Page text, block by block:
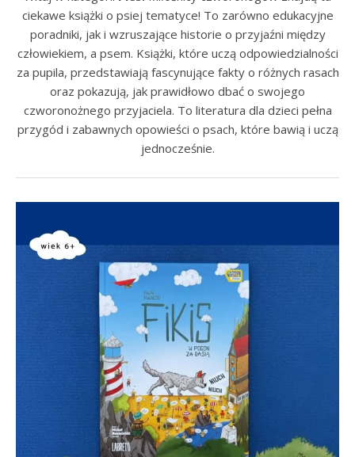
ciekawe książki o psiej tematyce! To zarówno edukacyjne
poradniki, jak i wzruszające historie o przyjaźni między
człowiekiem, a psem. Książki, które uczą odpowiedzialności
za pupila, przedstawiają fascynujące fakty o różnych rasach
oraz pokazują, jak prawidłowo dbać o swojego
czworonożnego przyjaciela. To literatura dla dzieci pełna
przygód i zabawnych opowieści o psach, które bawią i uczą
jednocześnie.